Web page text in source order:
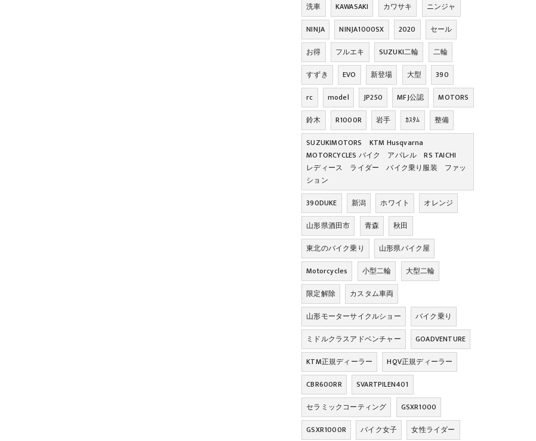
洗車
KAWASAKI カワサキ
ニンジャ
NINJA
NINJA1000SX 2020
セール
お得
フルエキ SUZUKI二輪
二輪
すずき
EVO 新登場 大型
390
rc
model JP250 MFJ公認
MOTORS
鈴木
R1000R 岩手 ｶｽﾀﾑ
整備
SUZUKIMOTORS KTM Husqvarna
MOTORCYCLES バイク アパレル RS TAICHI
レディース ライダー バイク乗り服装 ファッ
ション
390DUKE
新潟 ホワイト
オレンジ
山形県酒田市
青森
秋田
東北のバイク乗り
山形県バイク屋
Motorcycles
小型二輪
大型二輪
限定解除
カスタム車両
山形モーターサイクルショー
バイク乗り
ミドルクラスアドベンチャー
GOADVENTURE
KTM正規ディーラー
HQV正規ディーラー
CBR600RR
SVARTPILEN401
セラミックコーティング
GSXR1000
GSXR1000R
バイク女子 女性ライダー